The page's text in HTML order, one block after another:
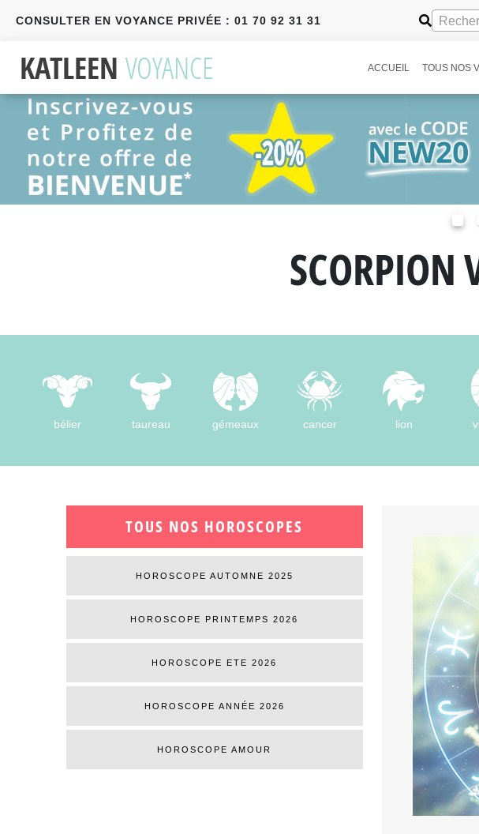
CONSULTER EN VOYANCE PRIVÉE : 01 70 92 31 31
ACCUEIL TOUS NOS
SCORPION
bélier taureau gémeaux cancer lion
TOUS NOS HOROSCOPES
HOROSCOPE AUTOMNE 2025
HOROSCOPE PRINTEMPS 2026
HOROSCOPE ETE 2026
HOROSCOPE ANNÉE 2026
HOROSCOPE AMOUR